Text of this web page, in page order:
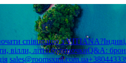
співпрацю з VITIANA?
вілли, літні будиночкиQ&A:
sales@roomsxml.com.ua